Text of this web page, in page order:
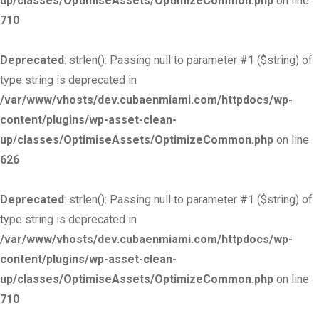
710
Deprecated: strlen(): Passing null to parameter #1 ($string) of
type string is deprecated in
/var/www/vhosts/dev.cubaenmiami.com/httpdocs/wp-
content/plugins/wp-asset-clean-
up/classes/OptimiseAssets/OptimizeCommon.php on line
626
Deprecated: strlen(): Passing null to parameter #1 ($string) of
type string is deprecated in
/var/www/vhosts/dev.cubaenmiami.com/httpdocs/wp-
content/plugins/wp-asset-clean-
up/classes/OptimiseAssets/OptimizeCommon.php on line
710